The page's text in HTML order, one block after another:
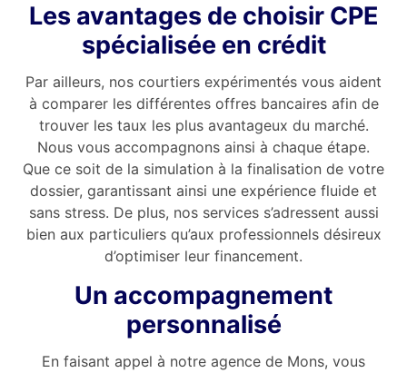
Les avantages de choisir CPE
spécialisée en crédit
Par ailleurs, nos courtiers expérimentés vous aident
à comparer les différentes offres bancaires afin de
trouver les taux les plus avantageux du marché.
Nous vous accompagnons ainsi à chaque étape.
Que ce soit de la simulation à la finalisation de votre
dossier, garantissant ainsi une expérience fluide et
sans stress. De plus, nos services s’adressent aussi
bien aux particuliers qu’aux professionnels désireux
d’optimiser leur financement.
Un accompagnement
personnalisé
En faisant appel à notre agence de Mons, vous